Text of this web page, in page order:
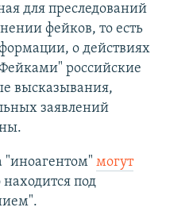
для преследований
фейков, то есть
о действиях
российские
высказывания,
заявлений
"иноагентом" могут
под